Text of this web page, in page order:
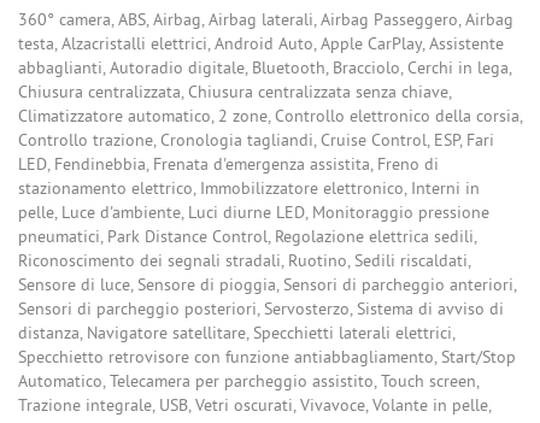
360° camera, ABS, Airbag, Airbag laterali, Airbag Passeggero, Airbag
testa, Alzacristalli elettrici, Android Auto, Apple CarPlay, Assistente
abbaglianti, Autoradio digitale, Bluetooth, Bracciolo, Cerchi in lega,
Chiusura centralizzata, Chiusura centralizzata senza chiave,
Climatizzatore automatico, 2 zone, Controllo elettronico della corsia,
Controllo trazione, Cronologia tagliandi, Cruise Control, ESP, Fari
LED, Fendinebbia, Frenata d'emergenza assistita, Freno di
stazionamento elettrico, Immobilizzatore elettronico, Interni in
pelle, Luce d'ambiente, Luci diurne LED, Monitoraggio pressione
pneumatici, Park Distance Control, Regolazione elettrica sedili,
Riconoscimento dei segnali stradali, Ruotino, Sedili riscaldati,
Sensore di luce, Sensore di pioggia, Sensori di parcheggio anteriori,
Sensori di parcheggio posteriori, Servosterzo, Sistema di avviso di
distanza, Navigatore satellitare, Specchietti laterali elettrici,
Specchietto retrovisore con funzione antiabbagliamento, Start/Stop
Automatico, Telecamera per parcheggio assistito, Touch screen,
Trazione integrale, USB, Vetri oscurati, Vivavoce, Volante in pelle,